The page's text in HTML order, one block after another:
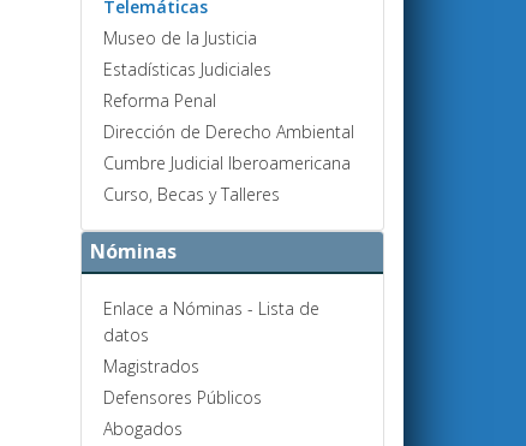
Telemáticas
Museo de la Justicia
Estadísticas Judiciales
Reforma Penal
Dirección de Derecho Ambiental
Cumbre Judicial Iberoamericana
Curso, Becas y Talleres
Nóminas
Enlace a Nóminas - Lista de
datos
Magistrados
Defensores Públicos
Abogados